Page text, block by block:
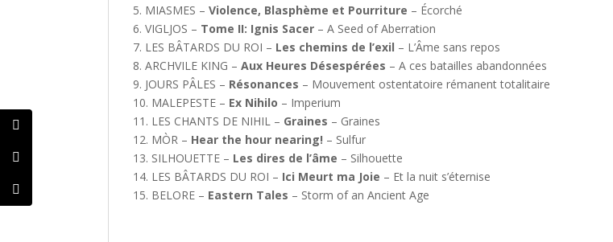
5. MIASMES –Violence, Blasphème et Pourriture – Écorché
6. VIGLJOS – Tome II: Ignis Sacer – A Seed of Aberration
7. LES BÂTARDS DU ROI – Les chemins de l’exil – L’Âme sans repos
8. ARCHVILE KING –Aux Heures Désespérées – A ces batailles abandonnées
9. JOURS PÂLES – Résonances – Mouvement ostentatoire rémanent totalitaire
10. MALEPESTE – Ex Nihilo – Imperium
11. LES CHANTS DE NIHIL – Graines – Graines
12. MÒR – Hear the hour nearing! – Sulfur
13. SILHOUETTE – Les dires de l’âme – Silhouette
14. LES BÂTARDS DU ROI – Ici Meurt ma Joie – Et la nuit s’éternise
15. BELORE – Eastern Tales – Storm of an Ancient Age